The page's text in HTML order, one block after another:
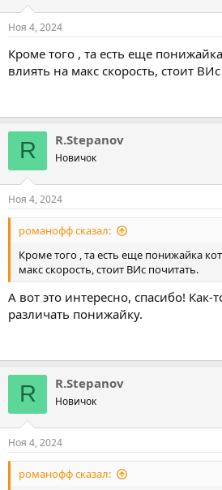
Ноя 4, 2024
Кроме того , та есть еще
влиять на макс скорость, стоит
R R.Stepanov
Новичок
Ноя 4, 2024
романофф сказал:
Кроме того , та есть еще понижайка
макс скорость, стоит ВИс почитать.
А вот это интересно, спасибо! Как-
различать понижайку.
R R.Stepanov
Новичок
Ноя 4, 2024
романофф сказал: